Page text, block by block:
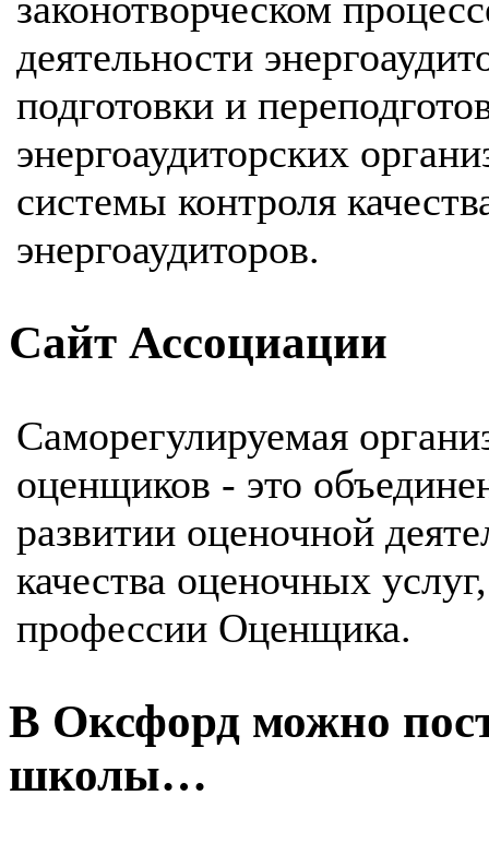
деятельности
подготовки и
энергоаудиторских
системы контроля
энергоаудиторов.
Сайт Ассоциации
Саморегулируемая
оценщиков - это
развитии оценочной
качества оценочных
профессии Оценщика.
В Оксфорд можно
школы…